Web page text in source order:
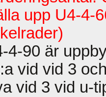
upp U4-4-
4-90 är
vid vid 3
vid 3 vid u-